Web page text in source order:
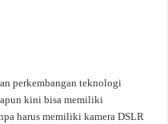
perkembangan teknologi
kini bisa memiliki
harus memiliki kamera DSLR